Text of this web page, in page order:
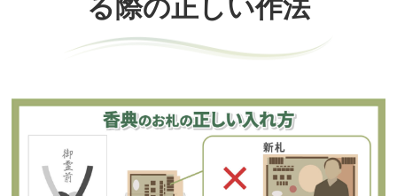
る際の正しい作法